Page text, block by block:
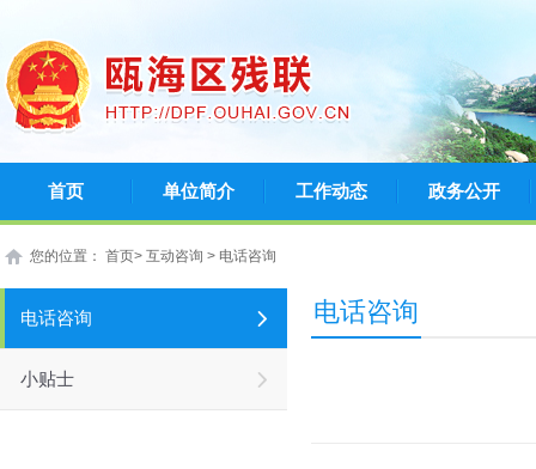
首页 单位简介 工作动态 政务公开
您的位置： 首页> 互动咨询 > 电话咨询
电话咨询
小贴士
电话咨询